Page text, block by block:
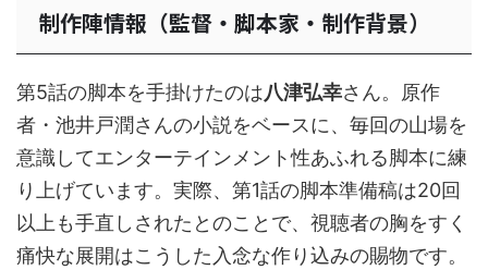
制作陣情報（監督・脚本家・制作背景）
第5話の脚本を手掛けたのは八津弘幸さん。原作
者・池井戸潤さんの小説をベースに、毎回の山場を
意識してエンターテインメント性あふれる脚本に練
り上げています。実際、第1話の脚本準備稿は20回
以上も手直しされたとのことで、視聴者の胸をすく
痛快な展開はこうした入念な作り込みの賜物です。